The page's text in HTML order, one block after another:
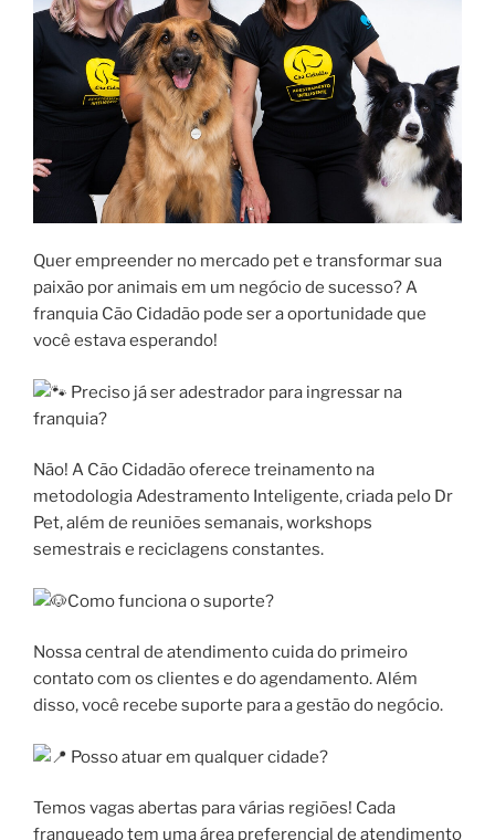
Quer empreender no mercado pet e transformar sua
paixão por animais em um negócio de sucesso? A
franquia Cão Cidadão pode ser a oportunidade que
você estava esperando!
Preciso já ser adestrador para ingressar na
franquia?
Não! A Cão Cidadão oferece treinamento na
metodologia Adestramento Inteligente, criada pelo Dr
Pet, além de reuniões semanais, workshops
semestrais e reciclagens constantes.
Como funciona o suporte?
Nossa central de atendimento cuida do primeiro
contato com os clientes e do agendamento. Além
disso, você recebe suporte para a gestão do negócio.
Posso atuar em qualquer cidade?
Temos vagas abertas para várias regiões! Cada
franqueado tem uma área preferencial de atendimento